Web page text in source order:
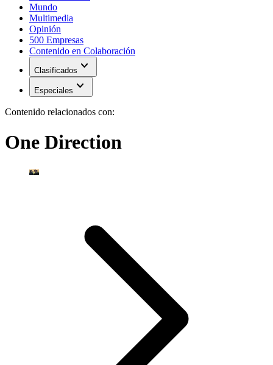
Mundo
Multimedia
Opinión
500 Empresas
Contenido en Colaboración
Clasificados expand_more
Especiales expand_more
Contenido relacionados con:
One Direction